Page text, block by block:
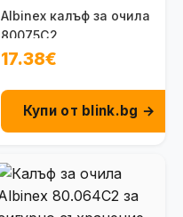
Albinex калъф за очила
80075C2
17.38€
Купи от blink.bg →